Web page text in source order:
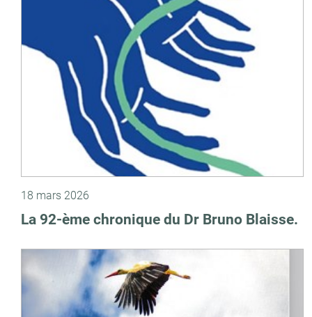
18 mars 2026
La 92-ème chronique du Dr Bruno Blaisse.